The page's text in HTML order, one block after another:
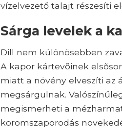
vízelvezető talajt részesíti
Sárga levelek a
Dill nem különösebben
A kapor kártevõinek
miatt a növény elveszíti az
megsárgulnak.
megismerheti a
koromszaporodás